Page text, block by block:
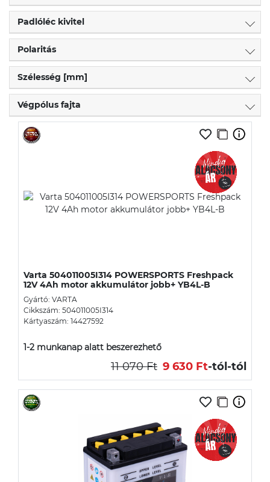
Padlóléc kivitel
Polaritás
Szélesség [mm]
Végpólus fajta
Varta 504011005I314 POWERSPORTS Freshpack
12V 4Ah motor akkumulátor jobb+ YB4L-B
Gyártó: VARTA
Cikkszám: 504011005I314
Kártyaszám: 14427592
1-2 munkanap alatt beszerezhető
11 070 Ft 9 630 Ft-tól-tól